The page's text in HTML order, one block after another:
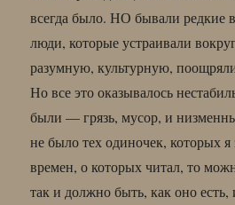
всегда было. НО бывали редкие
люди, которые устраивали
разумную, культурную,
Но все это оказывалось
были — грязь, мусор, и
не было тех одиночек, которых
времен, о которых читал, то
так и должно быть, как оно